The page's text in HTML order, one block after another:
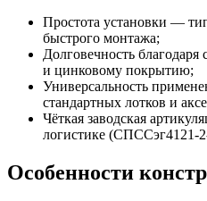
Простота установки —
быстрого монтажа;
Долговечность благодаря
и цинковому покрытию;
Универсальность
стандартных лотков и
Чёткая заводская
логистике (СПССэг4121-
Особенности